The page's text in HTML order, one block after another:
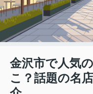
金沢市で人気
こ？話題の名